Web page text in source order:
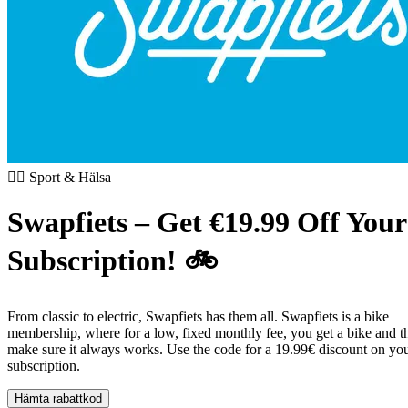
🏃‍♂️ Sport & Hälsa
Swapfiets – Get €19.99 Off Your
Subscription! 🚲
From classic to electric, Swapfiets has them all. Swapfiets is a bike
membership, where for a low, fixed monthly fee, you get a bike and
make sure it always works. Use the code for a 19.99€ discount on
subscription.
Hämta rabattkod